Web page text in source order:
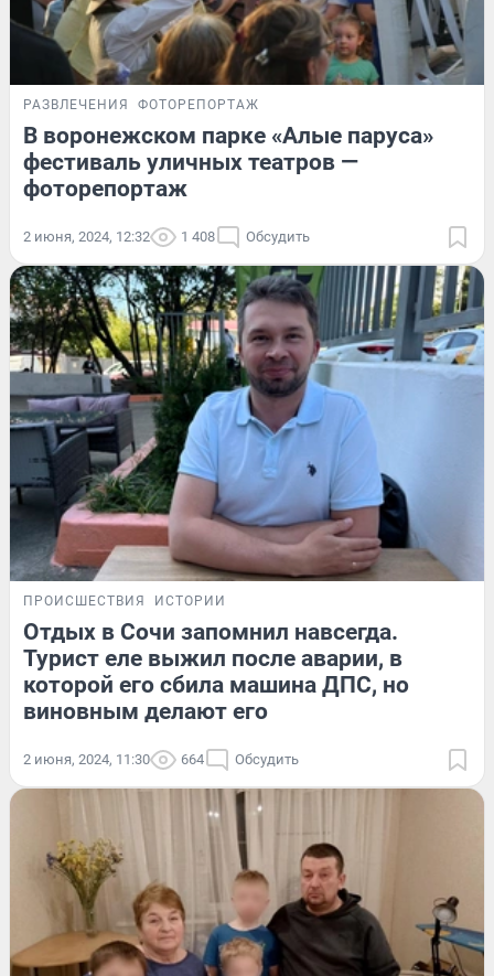
РАЗВЛЕЧЕНИЯ ФОТОРЕПОРТАЖ
В воронежском парке «Алые паруса»
фестиваль уличных театров —
фоторепортаж
2 июня, 2024, 12:32 1 408 Обсудить
ПРОИСШЕСТВИЯ ИСТОРИИ
Отдых в Сочи запомнил навсегда.
Турист еле выжил после аварии, в
которой его сбила машина ДПС, но
виновным делают его
2 июня, 2024, 11:30 664 Обсудить